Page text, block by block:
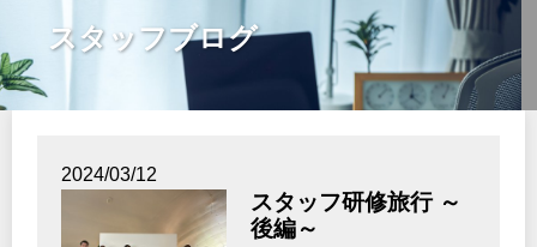
スタッフブログ
2024/03/12
スタッフ研修旅行 ～
後編～